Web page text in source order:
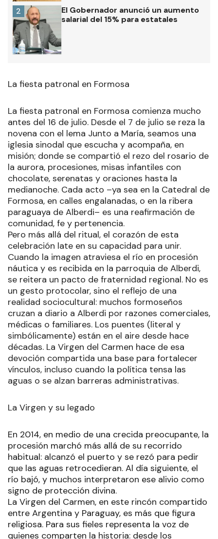
El Gobernador anunció un aumento
salarial del 15% para estatales
2
La fiesta patronal en Formosa
La fiesta patronal en Formosa comienza mucho
antes del 16 de julio. Desde el 7 de julio se reza la
novena con el lema Junto a María, seamos una
iglesia sinodal que escucha y acompaña, en
misión; donde se compartió el rezo del rosario de
la aurora, procesiones, misas infantiles con
chocolate, serenatas y oraciones hasta la
medianoche. Cada acto –ya sea en la Catedral de
Formosa, en calles engalanadas, o en la ribera
paraguaya de Alberdi– es una reafirmación de
comunidad, fe y pertenencia.
Pero más allá del ritual, el corazón de esta
celebración late en su capacidad para unir.
Cuando la imagen atraviesa el río en procesión
náutica y es recibida en la parroquia de Alberdi,
se reitera un pacto de fraternidad regional. No es
un gesto protocolar, sino el reflejo de una
realidad sociocultural: muchos formoseños
cruzan a diario a Alberdi por razones comerciales,
médicas o familiares. Los puentes (literal y
simbólicamente) están en el aire desde hace
décadas. La Virgen del Carmen hace de esa
devoción compartida una base para fortalecer
vínculos, incluso cuando la política tensa las
aguas o se alzan barreras administrativas.
La Virgen y su legado
En 2014, en medio de una crecida preocupante, la
procesión marchó más allá de su recorrido
habitual: alcanzó el puerto y se rezó para pedir
que las aguas retrocedieran. Al día siguiente, el
río bajó, y muchos interpretaron ese alivio como
signo de protección divina.
La Virgen del Carmen, en este rincón compartido
entre Argentina y Paraguay, es más que figura
religiosa. Para sus fieles representa la voz de
quienes comparten la historia: desde los